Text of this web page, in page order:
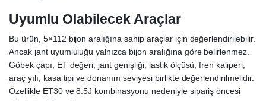
Uyumlu Olabilecek Araçlar
Bu ürün, 5×112 bijon aralığına sahip araçlar için değerlendirilebilir.
Ancak jant uyumluluğu yalnızca bijon aralığına göre belirlenmez.
Göbek çapı, ET değeri, jant genişliği, lastik ölçüsü, fren kaliperi,
araç yılı, kasa tipi ve donanım seviyesi birlikte değerlendirilmelidir.
Özellikle ET30 ve 8.5J kombinasyonu nedeniyle sipariş öncesi